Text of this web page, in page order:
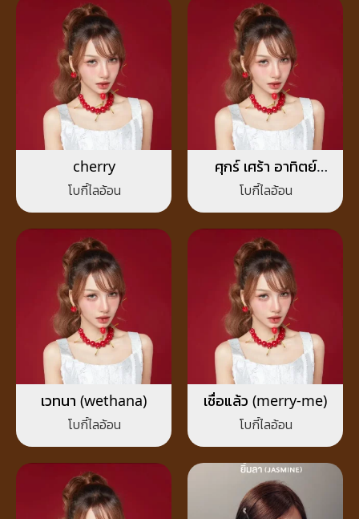
cherry
โบกี้ไลอ้อน
ศุกร์ เศร้า อาทิตย์
(sadturday)
โบกี้ไลอ้อน
เวทนา (wethana)
โบกี้ไลอ้อน
เชื่อแล้ว (merry-me)
โบกี้ไลอ้อน